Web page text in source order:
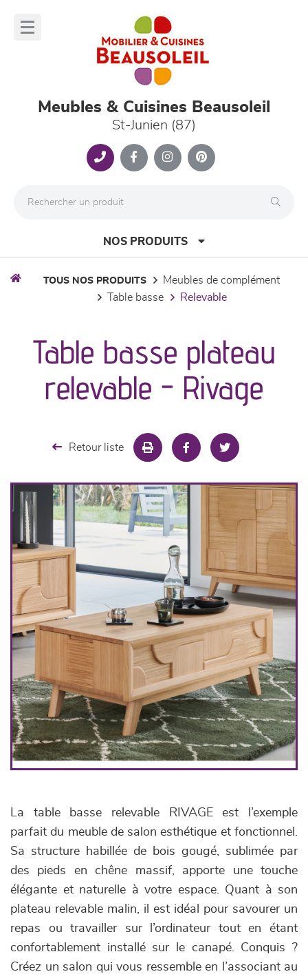
Meubles & Cuisines Beausoleil
St-Junien (87)
NOS PRODUITS
séjours
meubles de complément
cuisine & sur-mesure
décoration
TOUS NOS PRODUITS
meubles de complément
table basse
relevable
Table basse plateau
relevable - Rivage
Retour liste
La table basse relevable RIVAGE est l’exemple
parfait du meuble de salon esthétique et fonctionnel.
Sa structure habillée de bois gougé, sublimée par
des pieds en chêne massif, apporte une touche
élégante et naturelle à votre espace. Quant à son
plateau relevable malin, il est idéal pour savourer un
repas ou travailler sur l’ordinateur tout en étant
confortablement installé sur le canapé. Conquis ?
Créez un salon qui vous ressemble en l’associant au